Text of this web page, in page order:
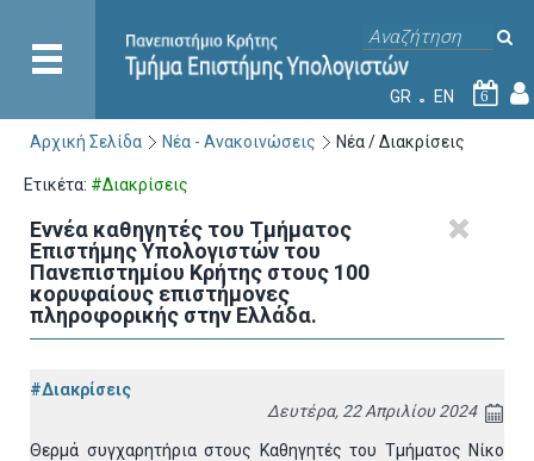
GR EN 6
Αρχική Σελίδα Νέα - Ανακοινώσεις Νέα / Διακρίσεις
Ετικέτα: #Διακρίσεις
Εννέα καθηγητές του Τμήματος
Επιστήμης Υπολογιστών του
Πανεπιστημίου Κρήτης στους 100
κορυφαίους επιστήμονες
πληροφορικής στην Ελλάδα.
#Διακρίσεις
Δευτέρα, 22 Απριλίου 2024
Θερμά συγχαρητήρια στους Καθηγητές του Τμήματος Νίκο